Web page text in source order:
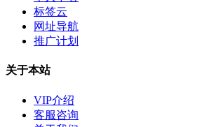
标签云
网址导航
推广计划
关于本站
VIP介绍
客服咨询